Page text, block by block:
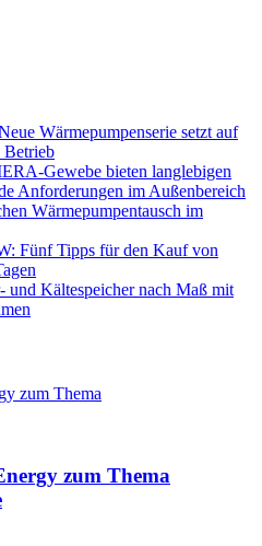
Wärmepumpenserie setzt auf
Betrieb
Gewebe bieten langlebigen
Anforderungen im Außenbereich
Wärmepumpentausch im
Fünf Tipps für den Kauf von
und Kältespeicher nach Maß mit
zum Thema